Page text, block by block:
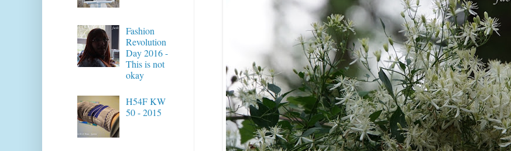
Fashion
Revolution
Day 2016 -
This is not
okay
H54F KW
50 - 2015